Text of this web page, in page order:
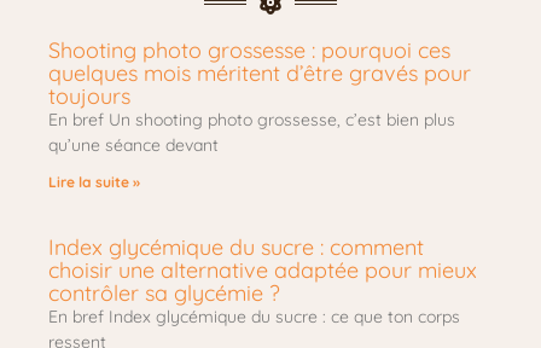
Shooting photo grossesse : pourquoi ces
quelques mois méritent d’être gravés pour
toujours
En bref Un shooting photo grossesse, c’est bien plus
qu’une séance devant
Lire la suite »
Index glycémique du sucre : comment
choisir une alternative adaptée pour mieux
contrôler sa glycémie ?
En bref Index glycémique du sucre : ce que ton corps
ressent